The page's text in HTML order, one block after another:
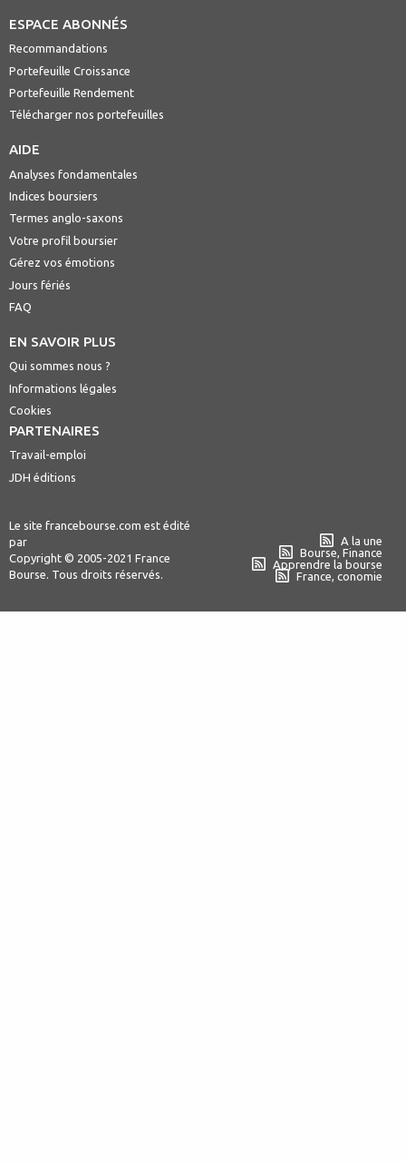
ESPACE ABONNÉS
Recommandations
Portefeuille Croissance
Portefeuille Rendement
Télécharger nos portefeuilles
AIDE
Analyses fondamentales
Indices boursiers
Termes anglo-saxons
Votre profil boursier
Gérez vos émotions
Jours fériés
FAQ
EN SAVOIR PLUS
Qui sommes nous ?
Informations légales
Cookies
PARTENAIRES
Travail-emploi
JDH éditions
Le site francebourse.com est édité
par
Copyright © 2005-2021 France
Bourse. Tous droits réservés.
A la une
Bourse, Finance
Apprendre la bourse
France, conomie